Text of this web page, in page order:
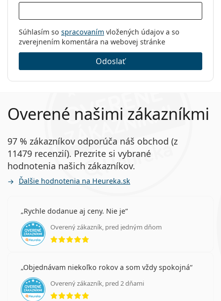
Súhlasím so spracovaním vložených údajov a so
zverejnením komentára na webovej stránke
Odoslať
Overené našimi zákazníkmi
97 % zákazníkov odporúča náš obchod (z
11479 recenzií). Prezrite si vybrané
hodnotenia našich zákazníkov.
Ďalšie hodnotenia na Heureka.sk
Rychle dodanue aj ceny. Nie je
Overený zákazník, pred jedným dňom
hodnotenie 5 z 5
Objednávam niekoľko rokov a som vždy spokojná
Overený zákazník, pred 2 dňami
hodnotenie 5 z 5